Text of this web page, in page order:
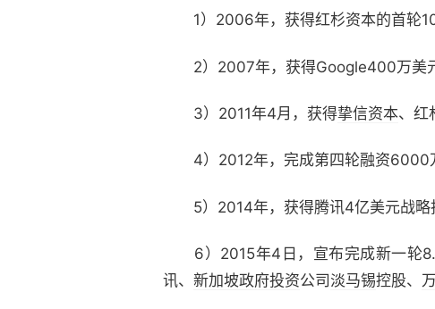
1）2006年，获得红杉资本的首轮
2）2007年，获得Google400万美元
3）2011年4月，获得挚信资本、红
4）2012年，完成第四轮融资6000
5）2014年，获得腾讯4亿美元战略
6）2015年4日，宣布完成新一轮
讯、 新加坡政府投资公司淡马锡控股、